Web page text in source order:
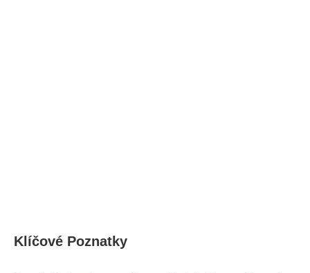
Klíčové Poznatky